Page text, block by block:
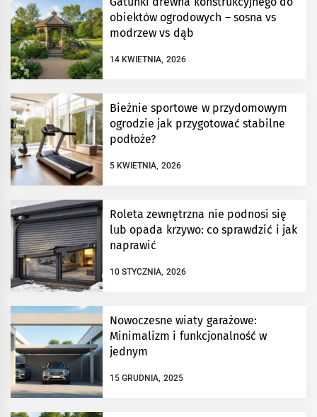
obiektów ogrodowych – sosna vs
modrzew vs dąb
14 KWIETNIA, 2026
Bieżnie sportowe w przydomowym
ogrodzie jak przygotować stabilne
podłoże?
5 KWIETNIA, 2026
Roleta zewnętrzna nie podnosi się
lub opada krzywo: co sprawdzić i jak
naprawić
10 STYCZNIA, 2026
Nowoczesne wiaty garażowe:
Minimalizm i funkcjonalność w
jednym
15 GRUDNIA, 2025